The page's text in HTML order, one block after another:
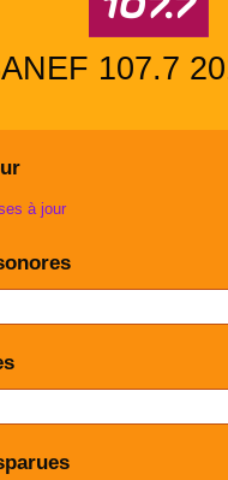
107.7
à jour